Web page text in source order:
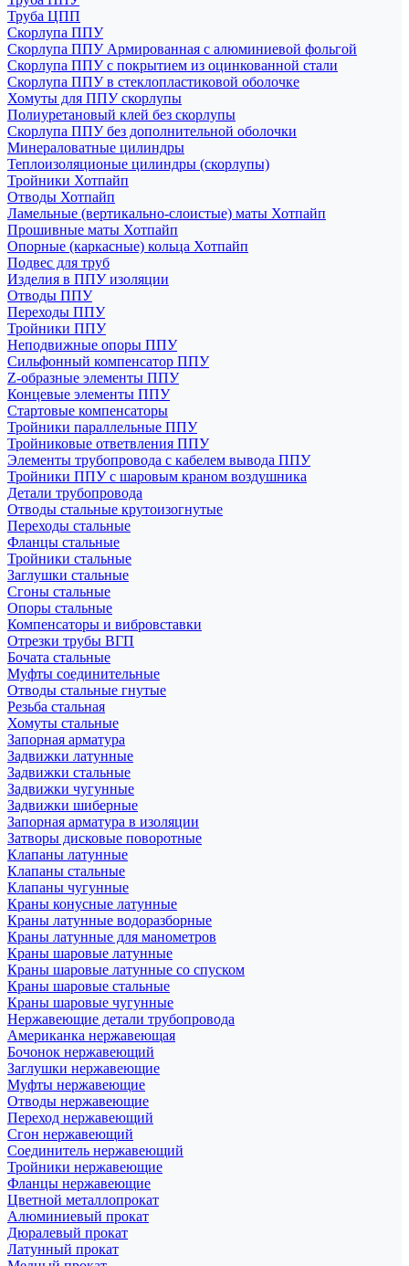
Труба ЦПП
Скорлупа ППУ
Скорлупа ППУ Армированная с алюминиевой фольгой
Скорлупа ППУ с покрытием из оцинкованной стали
Скорлупа ППУ в стеклопластиковой оболочке
Хомуты для ППУ скорлупы
Полиуретановый клей без скорлупы
Скорлупа ППУ без дополнительной оболочки
Минераловатные цилиндры
Теплоизоляционые цилиндры (скорлупы)
Тройники Хотпайп
Отводы Хотпайп
Ламельные (вертикально-слоистые) маты Хотпайп
Прошивные маты Хотпайп
Опорные (каркасные) кольца Хотпайп
Подвес для труб
Изделия в ППУ изоляции
Отводы ППУ
Переходы ППУ
Тройники ППУ
Неподвижные опоры ППУ
Cильфонный компенсатор ППУ
Z-образные элементы ППУ
Концевые элементы ППУ
Стартовые компенсаторы
Тройники параллельные ППУ
Тройниковые ответвления ППУ
Элементы трубопровода с кабелем вывода ППУ
Тройники ППУ с шаровым краном воздушника
Детали трубопровода
Отводы стальные крутоизогнутые
Переходы стальные
Фланцы стальные
Тройники стальные
Заглушки стальные
Сгоны стальные
Опоры стальные
Компенсаторы и вибровставки
Отрезки трубы ВГП
Бочата стальные
Муфты соединительные
Отводы стальные гнутые
Резьба стальная
Хомуты стальные
Запорная арматура
Задвижки латунные
Задвижки стальные
Задвижки чугунные
Задвижки шиберные
Запорная арматура в изоляции
Затворы дисковые поворотные
Клапаны латунные
Клапаны стальные
Клапаны чугунные
Краны конусные латунные
Краны латунные водоразборные
Краны латунные для манометров
Краны шаровые латунные
Краны шаровые латунные со спуском
Краны шаровые стальные
Краны шаровые чугунные
Нержавеющие детали трубопровода
Американка нержавеющая
Бочонок нержавеющий
Заглушки нержавеющие
Муфты нержавеющие
Отводы нержавеющие
Переход нержавеющий
Сгон нержавеющий
Соединитель нержавеющий
Тройники нержавеющие
Фланцы нержавеющие
Цветной металлопрокат
Алюминиевый прокат
Дюралевый прокат
Латунный прокат